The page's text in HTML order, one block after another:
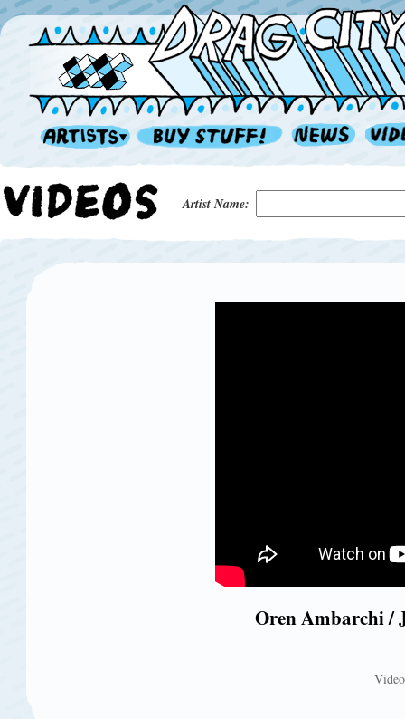
Artist Name:
Oren Ambarchi /